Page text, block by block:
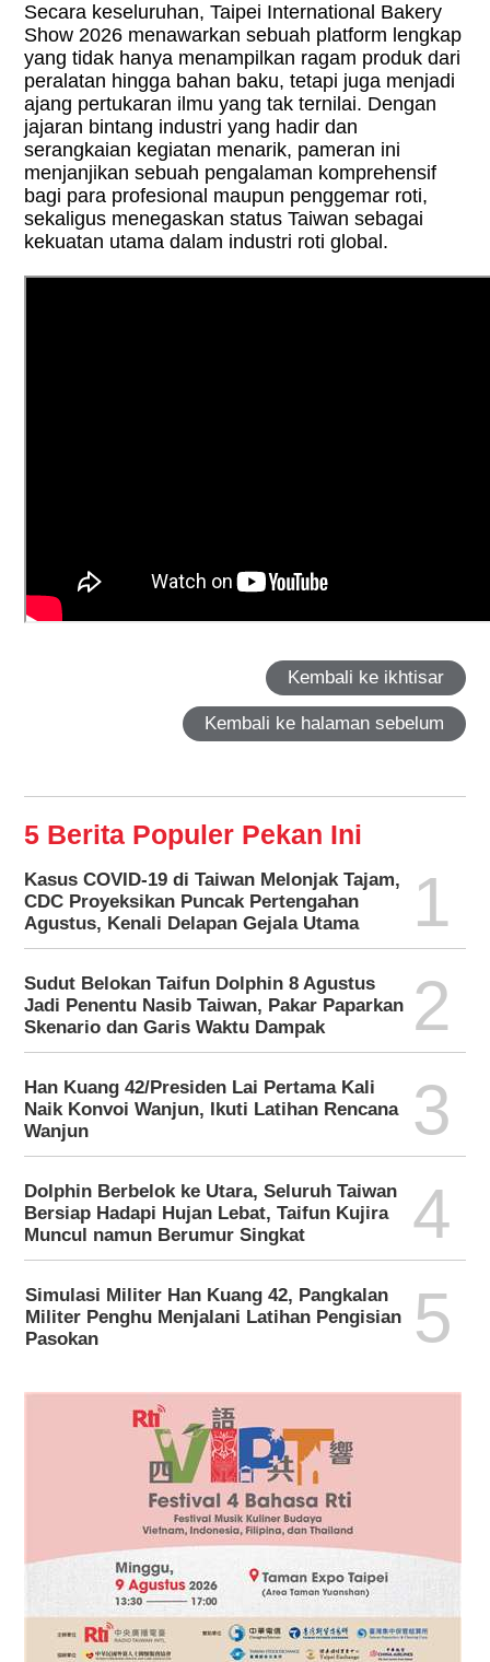
Secara keseluruhan, Taipei International Bakery
Show 2026 menawarkan sebuah platform lengkap
yang tidak hanya menampilkan ragam produk dari
peralatan hingga bahan baku, tetapi juga menjadi
ajang pertukaran ilmu yang tak ternilai. Dengan
jajaran bintang industri yang hadir dan
serangkaian kegiatan menarik, pameran ini
menjanjikan sebuah pengalaman komprehensif
bagi para profesional maupun penggemar roti,
sekaligus menegaskan status Taiwan sebagai
kekuatan utama dalam industri roti global.
Kembali ke ikhtisar
Kembali ke halaman sebelum
5 Berita Populer Pekan Ini
Kasus COVID-19 di Taiwan Melonjak Tajam,
CDC Proyeksikan Puncak Pertengahan
Agustus, Kenali Delapan Gejala Utama
1
Sudut Belokan Taifun Dolphin 8 Agustus
Jadi Penentu Nasib Taiwan, Pakar Paparkan
Skenario dan Garis Waktu Dampak
2
Han Kuang 42/Presiden Lai Pertama Kali
Naik Konvoi Wanjun, Ikuti Latihan Rencana
Wanjun
3
Dolphin Berbelok ke Utara, Seluruh Taiwan
Bersiap Hadapi Hujan Lebat, Taifun Kujira
Muncul namun Berumur Singkat
4
Simulasi Militer Han Kuang 42, Pangkalan
Militer Penghu Menjalani Latihan Pengisian
Pasokan
5